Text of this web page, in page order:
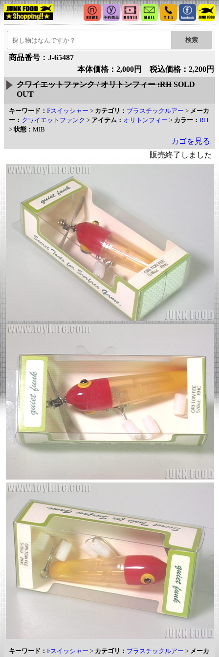
商品番号：J-65487
本体価格：2,000円 税込価格：2,200円
クワイエットファンク / オリトンフィー :RH SOLD
OUT
キーワード： Fスイッシャー > カテゴリ： プラスチックルアー > メーカ
ー： クワイエットファンク > アイテム： オリトンフィー > カラー： RH
>状態： MIB
カゴを見る
販売終了しました
キーワード： Fスイッシャー > カテゴリ： プラスチックルアー > メーカ